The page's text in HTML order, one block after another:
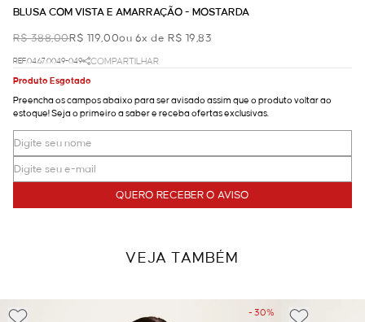
BLUSA COM VISTA E AMARRAÇÃO - MOSTARDA
R$ 388,00R$ 119,00ou 6x de R$ 19,83
REF.04.67.0049-049
COMPARTILHAR
Produto Esgotado
Preencha os campos abaixo para ser avisado assim que o produto voltar ao
estoque! Seja o primeiro a saber e receba ofertas exclusivas.
QUERO RECEBER O AVISO
VEJA TAMBÉM
- 30%